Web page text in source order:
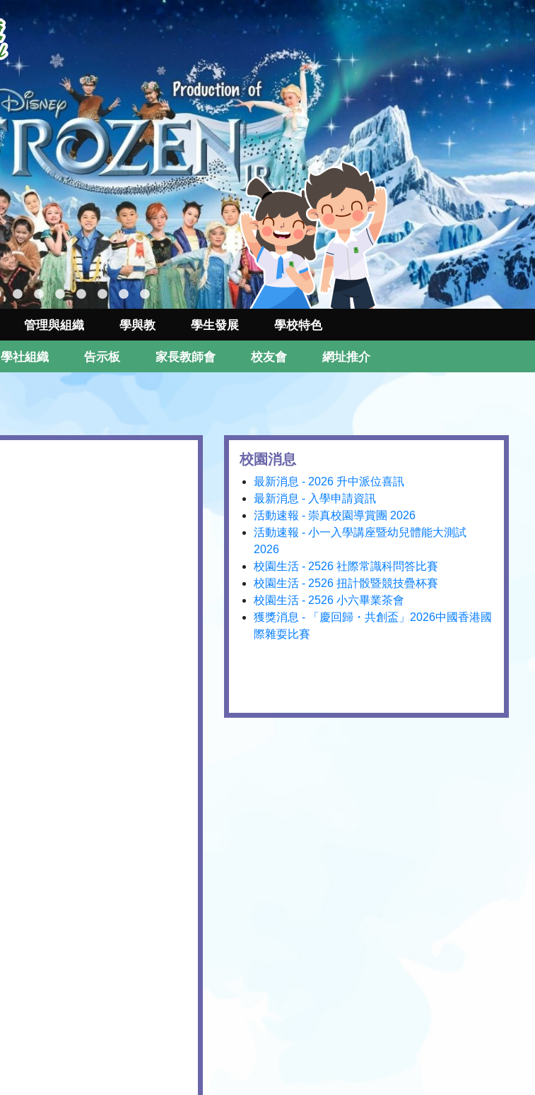
管理與組織 學與教 學生發展 學校特色
學社組織 告示板 家長教師會 校友會 網址推介
校園消息
最新消息 - 2026 升中派位喜訊
最新消息 - 入學申請資訊
活動速報 - 崇真校園導賞團 2026
活動速報 - 小一入學講座暨幼兒體能大測試
2026
校園生活 - 2526 社際常識科問答比賽
校園生活 - 2526 扭計骰暨競技疊杯賽
校園生活 - 2526 小六畢業茶會
獲獎消息 - 「慶回歸・共創盃」2026中國香港國
際雜耍比賽